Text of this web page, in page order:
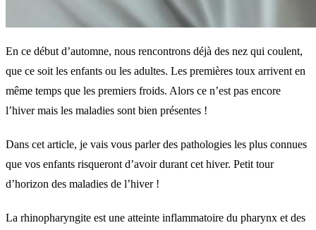
En ce début d’automne, nous rencontrons déjà des nez qui coulent,
que ce soit les enfants ou les adultes. Les premières toux arrivent en
même temps que les premiers froids. Alors ce n’est pas encore
l’hiver mais les maladies sont bien présentes !
Dans cet article, je vais vous parler des pathologies les plus connues
que vos enfants risqueront d’avoir durant cet hiver. Petit tour
d’horizon des maladies de l’hiver !
La rhinopharyngite est une atteinte inflammatoire du pharynx et des